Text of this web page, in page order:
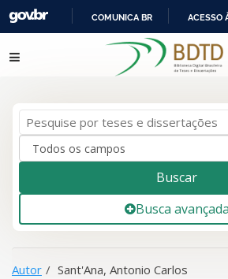
IR
PARA
COMUNICA BR ACESSO
resultados de 2para a
Antonio Carlos
Pular para o conteúdo
Buscar
Busca avançada
Autor Sant'Ana, Antonio Carlos